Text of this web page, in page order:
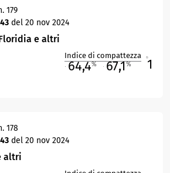
179
del 20 nov 2024
Floridia e altri
Indice di compattezza
64,4% 67,1% 1
178
del 20 nov 2024
altri